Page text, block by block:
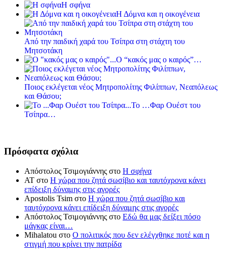
Η σφήνα
Η Δόμνα και η οικογένεια
Από την παιδική χαρά του Τσίπρα στη στάχτη του
Μητσοτάκη
Ο “κακός μας ο καιρός”…
Ποιος εκλέγεται νέος Μητροπολίτης Φιλίππων, Νεαπόλεως
και Θάσου;
Το …Φαρ Ουέστ του
Τσίπρα…
Πρόσφατα σχόλια
Απόστολος Τσιμογιάννης στο Η σφήνα
ΑΤ στο Η χώρα που ζητά σωσίβιο και ταυτόχρονα κάνει
επίδειξη δύναμης στις αγορές
Apostolis Tsim στο Η χώρα που ζητά σωσίβιο και
ταυτόχρονα κάνει επίδειξη δύναμης στις αγορές
Απόστολος Τσιμογιάννης στο Εδώ θα μας δείξει πόσο
μάγκας είναι…
Mihalatou στο Ο πολιτικός που δεν ελέγχθηκε ποτέ και η
στιγμή που κρίνει την πατρίδα